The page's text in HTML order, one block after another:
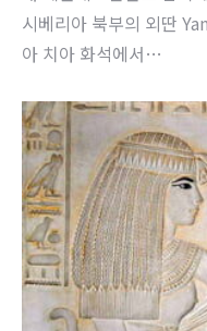
시베리아 북부의 외딴
아 치아 화석에서…